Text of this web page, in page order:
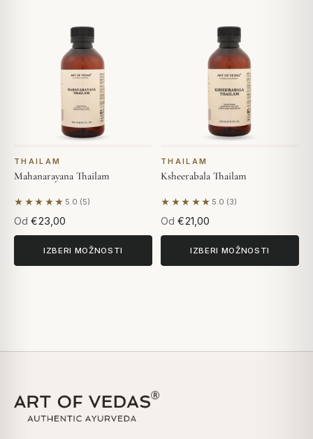
THAILAM
Mahanarayana Thailam
★★★★★ 5.0 (5)
Na podlagi 5 mnenj
Od €23,00
IZBERI MOŽNOSTI
THAILAM
Ksheerabala Thailam
★★★★★ 5.0 (3)
Na podlagi 3 mnenj
Od €21,00
IZBERI MOŽNOSTI